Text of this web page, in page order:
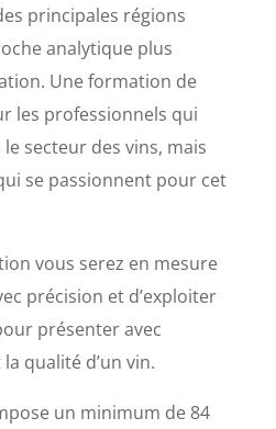
principales régions
analytique plus
Une formation de
les professionnels qui
secteur des vins, mais
se passionnent pour cet
vous serez en mesure
précision et d’exploiter
présenter avec
qualité d’un vin.
un minimum de 84